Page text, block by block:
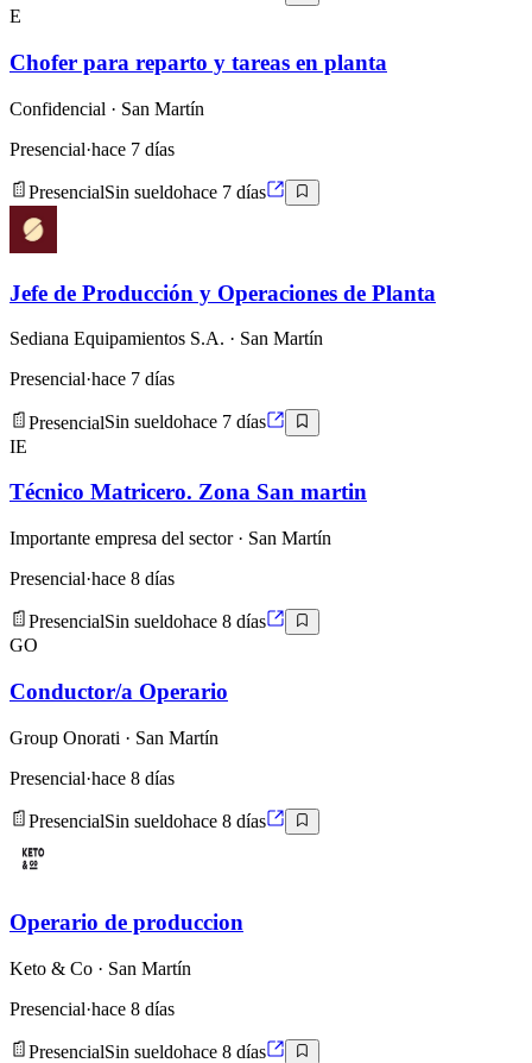
E
Chofer para reparto y tareas en planta
Confidencial · San Martín
Presencial·hace 7 días
PresencialSin sueldohace 7 días
Jefe de Producción y Operaciones de Planta
Sediana Equipamientos S.A. · San Martín
Presencial·hace 7 días
PresencialSin sueldohace 7 días
IE
Técnico Matricero. Zona San martin
Importante empresa del sector· San Martín
Presencial·hace 8 días
PresencialSin sueldohace 8 días
GO
Conductor/a Operario
Group Onorati · San Martín
Presencial·hace 8 días
PresencialSin sueldohace 8 días
Operario de produccion
Keto & Co · San Martín
Presencial·hace 8 días
PresencialSin sueldohace 8 días